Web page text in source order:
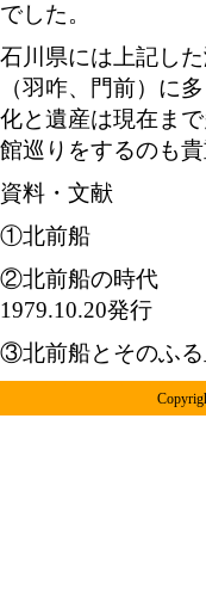
でした。
石川県には上記し
（羽咋、門前）に
化と遺産は現在ま
館巡りをするのも
資料・文献
①北前船 牧
②北前船の時
1979.10.20発行
③北前船とそのふ